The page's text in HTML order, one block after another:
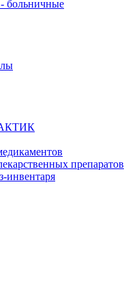
больничные
препаратов
инвентаря